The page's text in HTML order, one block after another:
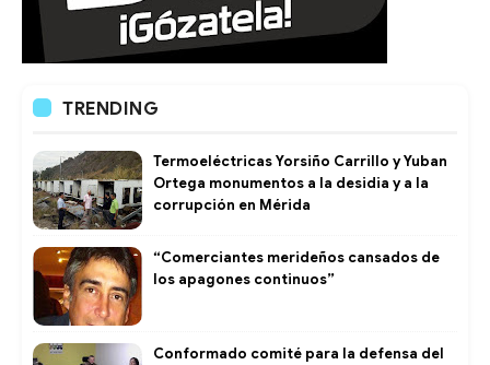
TRENDING
Termoeléctricas Yorsiño Carrillo y Yuban
Ortega monumentos a la desidia y a la
corrupción en Mérida
“Comerciantes merideños cansados de
los apagones continuos”
Conformado comité para la defensa del